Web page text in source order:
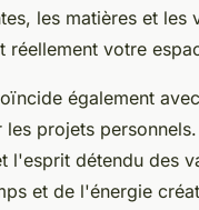
les matières et les
réellement votre
également
projets
l'esprit détendu des
et de l'énergie